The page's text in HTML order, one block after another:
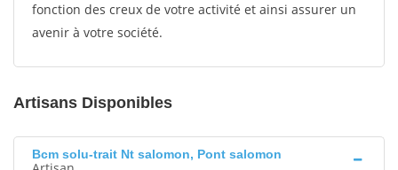
fonction des creux de votre activité et ainsi assurer un
avenir à votre société.
Artisans Disponibles
Bcm solu-trait Nt salomon, Pont salomon